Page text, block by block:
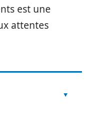
est une
attentes